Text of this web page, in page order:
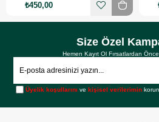
₺450,00
Size Özel
Hemen Kayıt Ol Fırsatlardan
Üyelik koşullarını vekişisel verilerimin